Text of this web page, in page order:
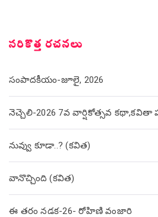
సరికొత్త రచనలు
సంపాదకీయం-జూలై, 2026
నెచ్చెలి-2026 7వ వార్షికోత్సవ
నువ్వు కూడా..? (కవిత)
వానొచ్చింది (కవిత)
ఈ తరం నడక-26- రోహిణి వంజారి